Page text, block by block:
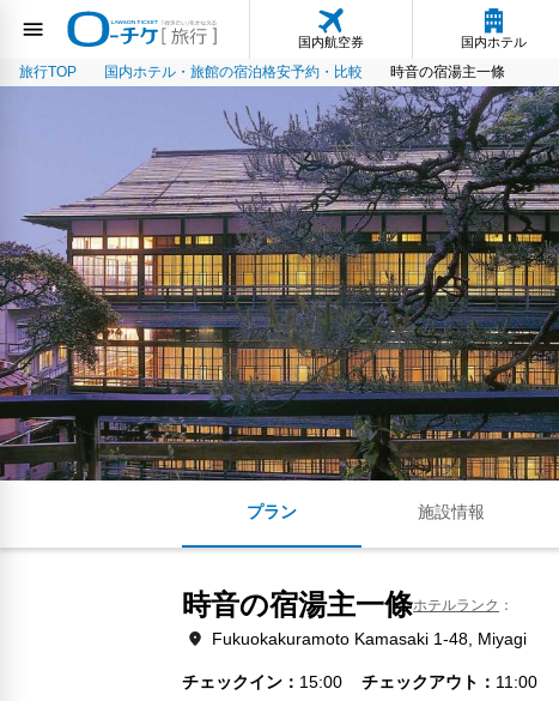
国内航空券 国内ホテル
旅行TOP 国内ホテル・旅館の宿泊格安予約・比較 時音の宿湯主一條
プラン 施設情報
時音の宿湯主一條ホテルランク
Fukuokakuramoto Kamasaki 1-48, Miyagi
チェックイン 15:00 チェックアウト 11:00